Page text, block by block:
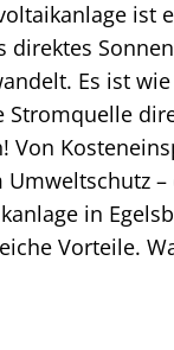
ist
direktes
Es ist
Stromquelle
Von
Umweltschutz –
in
Vorteile.